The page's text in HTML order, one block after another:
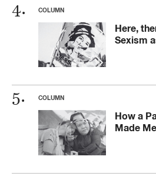
COLUMN
Here,
Sexism
COLUMN
How a
Made